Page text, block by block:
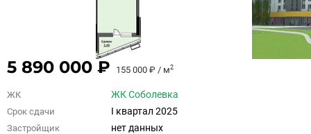
5 890 000 ₽ 155 000 ₽ / м2
ЖК ЖК Соболевка
Срок сдачи I квартал 2025
Застройщик нет данных